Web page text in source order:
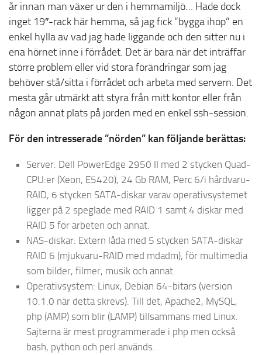
år innan man växer ur den i hemmamiljö… Hade dock
inget 19″-rack här hemma, så jag fick ”bygga ihop” en
enkel hylla av vad jag hade liggande och den sitter nu i
ena hörnet inne i förrådet. Det är bara när det inträffar
större problem eller vid stora förändringar som jag
behöver stå/sitta i förrådet och arbeta med servern. Det
mesta går utmärkt att styra från mitt kontor eller från
någon annat plats på jorden med en enkel ssh-session.
För den intresserade ”nörden” kan följande berättas:
Server: Dell PowerEdge 2950 II med 2 stycken Quad-
CPU:er (Xeon, E5420), 24 Gb RAM, Perc 6/i hårdvaru-
RAID, 6 stycken SATA-diskar varav operativsystemet
ligger på 2 speglade med RAID 1 samt 4 diskar med
RAID 5 för arbeten och annat.
NAS-diskar: Extern låda med 5 stycken SATA-diskar
RAID 6 (mjukvaru-RAID med mdadm), för multimedia
som bilder, filmer, musik och annat.
Operativsystem: Linux, Debian 64-bitars (version
10.1.0 när detta skrevs). Till det, Apache2, MySQL,
php (AMP) som blir (LAMP) tillsammans med Linux.
Sajterna är mest programmerade i php men också
bash, python och perl används.